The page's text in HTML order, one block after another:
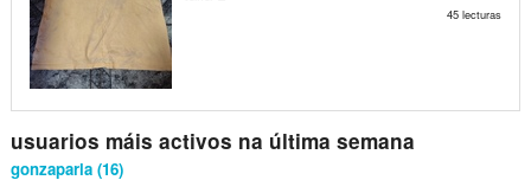
45 lecturas
usuarios máis activos na última semana
gonzaparla (16)